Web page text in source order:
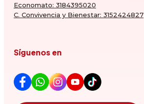
Economato: 3184395020
C. Convivencia y Bienestar: 3152424827
Síguenos en